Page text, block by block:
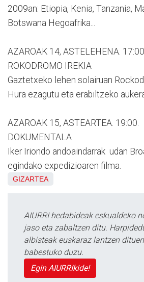
2009an: Etiopia, Kenia, Tanzania,
Botswana Hegoafrika...
AZAROAK 14, ASTELEHENA. 17:00.
ROKODROMO IREKIA
Gaztetxeko lehen solairuan
Hura ezagutu eta erabiltzeko
AZAROAK 15, ASTEARTEA. 19:00.
DOKUMENTALA
Iker Iriondo andoaindarrak udan
egindako expedizioaren filma.
GIZARTEA
AIURRI hedabideak eskualdeko
jaso eta zabaltzen ditu.
albisteak euskaraz lantzen
babestuko duzu.
Egin AIURRIkide!